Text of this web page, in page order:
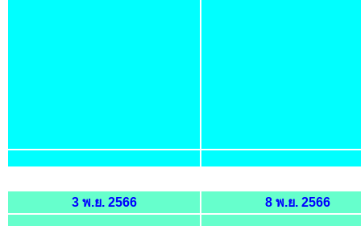
3 พ.ย. 2566 8 พ.ย. 2566